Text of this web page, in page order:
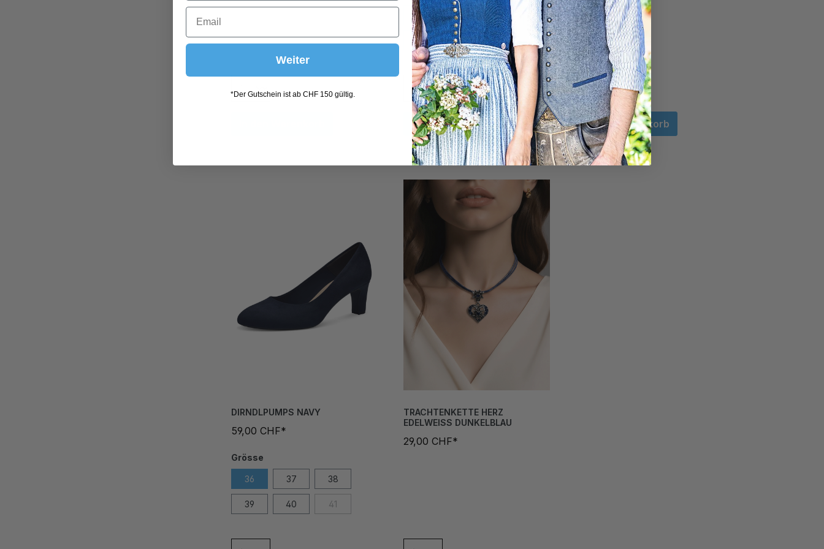
85A 85B 85C
85D
In den Warenkorb In den Warenkorb
DIRNDLPUMPS NAVY
59,00 CHF*
Grösse
36 37 38
39 40 41
TRACHTENKETTE HERZ
EDELWEISS DUNKELBLAU
29,00 CHF*
Weiter
*Der Gutschein ist ab CHF 150 gültig.